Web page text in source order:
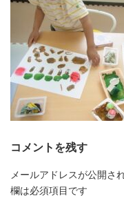
:
コメントを残す
メールアドレスが公開さ
欄は必須項目です